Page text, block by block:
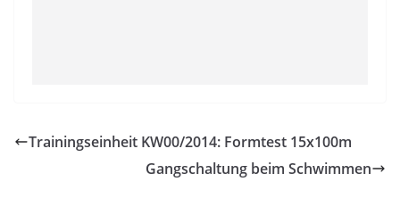
Trainingseinheit KW00/2014: Formtest 15x100m
Gangschaltung beim Schwimmen